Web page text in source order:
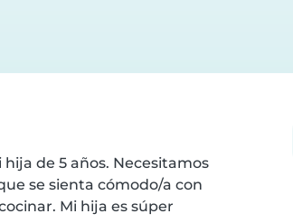
de 5 años. Necesitamos
se sienta cómodo/a con
Mi hija es súper